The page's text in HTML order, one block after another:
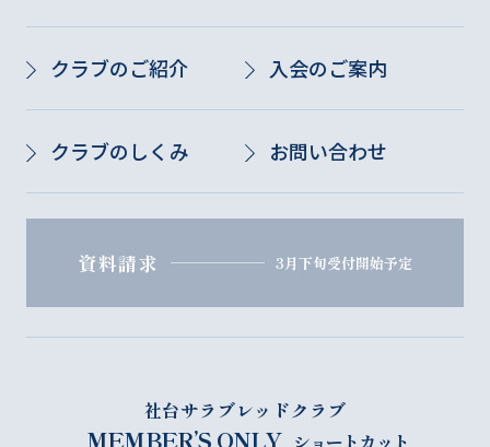
クラブのご紹介 入会のご案内
クラブのしくみ お問い合わせ
資料請求 3月下旬受付開始予定
社台サラブレッドクラブ
MEMBER’S ONLY ショートカット